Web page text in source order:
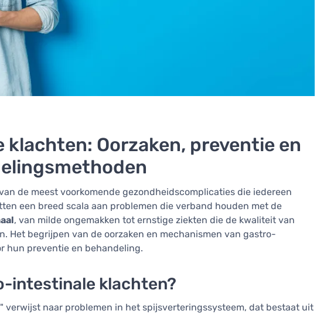
Oorzaken, preventie en
de meest voorkomende gezondheidscomplicaties die iedereen
een breed scala aan problemen die verband houden met de
, van milde ongemakken tot ernstige ziekten die de kwaliteit van
Het begrijpen van de oorzaken en mechanismen van gastro-
hun preventie en behandeling.
intestinale klachten?
verwijst naar problemen in het spijsverteringssysteem, dat bestaat uit